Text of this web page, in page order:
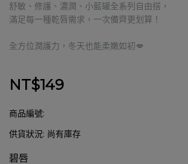
舒敏、修護、濃潤、小藍罐全系列自由搭，
滿足每一種乾唇需求，一次備齊更划算！
全方位潤護力，冬天也能柔嫩如初💋
NT$149
商品編號:
供貨狀況: 尚有庫存
碧唇